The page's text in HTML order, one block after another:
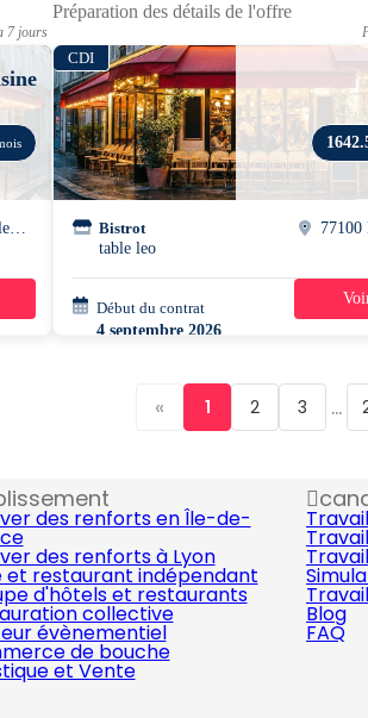
7 jours
Préparation des détails de l'offre
CDI
Bistrot
table leo
Début du contrat
4 septembre 2026
39h/
« 1 2 3 ...
des renforts en Île-de-
des renforts à Lyon
et restaurant indépendant
d'hôtels et restaurants
collective
évènementiel
de bouche
et Vente
Blog
FAQ